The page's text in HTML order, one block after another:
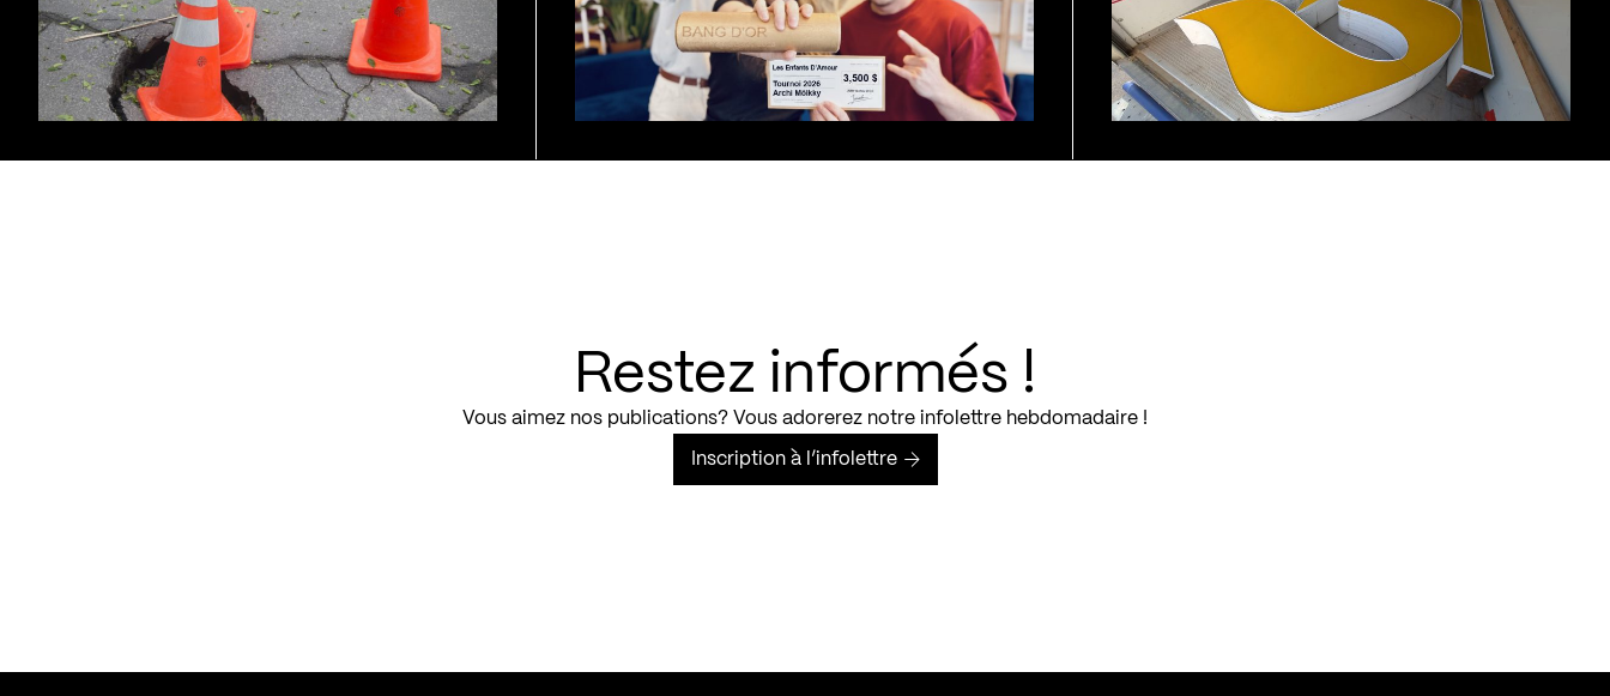
Restez informés !
Vous aimez nos publications? Vous adorerez notre infolettre hebdomadaire !
Inscription à l’infolettre